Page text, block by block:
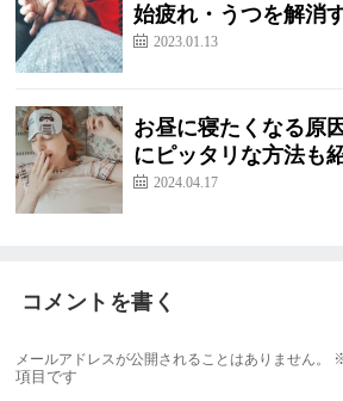
始疲れ・うつを解消
2023.01.13
お昼に寝たくなる原
にピッタリな方法も
2024.04.17
コメントを書く
メールアドレスが公開されることはありません。
項目です